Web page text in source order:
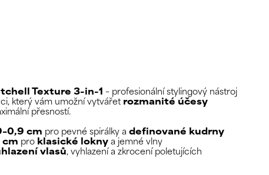
Texture 3-in-1 – profesionální stylingový nástroj
který vám umožní vytvářet rozmanité účesy
přesností.
cm pro pevné spirálky a definované kudrny
cm pro klasické loknya jemné vlny
vlasů, vyhlazení a zkrocení poletujících